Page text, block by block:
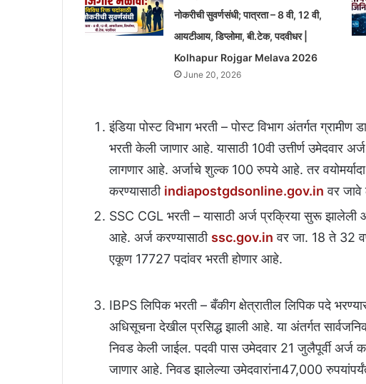
नोकरीची सुवर्णसंधी; पात्रता – 8 वी, 12 वी,
आयटीआय, डिप्लोमा, बी.टेक, पदवीधर |
Kolhapur Rojgar Melava 2026
June 20, 2026
इंडिया पोस्ट विभाग भरती – पोस्ट विभाग अंतर्गत
भरती केली जाणार आहे. यासाठी 10वी उत्तीर्ण उमेदवार
लागणार आहे. अर्जाचे शुल्क 100 रुपये आहे. तर
करण्यासाठी indiapostgdsonline.gov.in वर जावे
SSC CGL भरती – यासाठी अर्ज प्रक्रिया सुरू
आहे. अर्ज करण्यासाठी ssc.gov.in वर जा. 18 ते 32
एकूण 17727 पदांवर भरती होणार आहे.
IBPS लिपिक भरती – बँकीग क्षेत्रातील लिपिक पदे
अधिसूचना देखील प्रसिद्ध झाली आहे. या अंतर्गत सार्वजनिक
निवड केली जाईल. पदवी पास उमेदवार 21 जुलैपूर्वी
जाणार आहे. निवड झालेल्या उमेदवारांना47,000